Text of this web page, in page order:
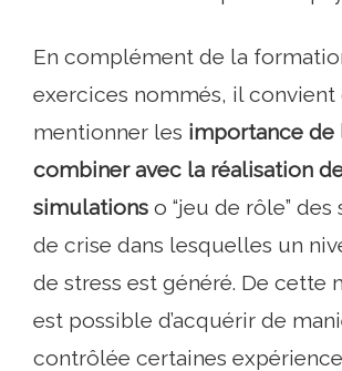
En complément de la
exercices nommés, il convient
mentionner les importance de
combiner avec la réalisation
simulations o “jeu de rôle”
de crise dans lesquelles un
de stress est généré. De cette
est possible d’acquérir de
contrôlée certaines